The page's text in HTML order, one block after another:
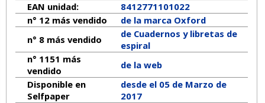
EAN unidad:
8412771101022
n° 12 más vendido
de la marca Oxford
n° 8 más vendido
de Cuadernos y libretas de
espiral
n° 1151 más
vendido
de la web
Disponible en
Selfpaper
desde el 05 de Marzo de
2017